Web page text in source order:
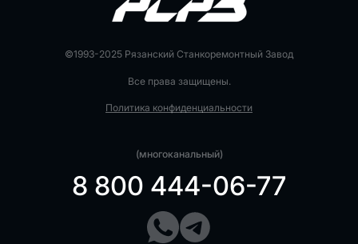
©1993-2025 Рязанский Станкоремонтный Завод
Все права защищены.
Политика конфиденциальности
(многоканальный)
8 800 444-06-77